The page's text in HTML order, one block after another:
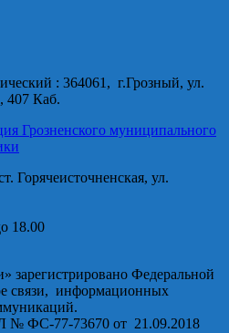
: 364061, г.Грозный, ул.
407 Каб.
Грозненского муниципального
Горячеисточненская, ул.
18.00
зарегистрировано Федеральной
связи, информационных
№ ФС-77-73670 от 21.09.2018